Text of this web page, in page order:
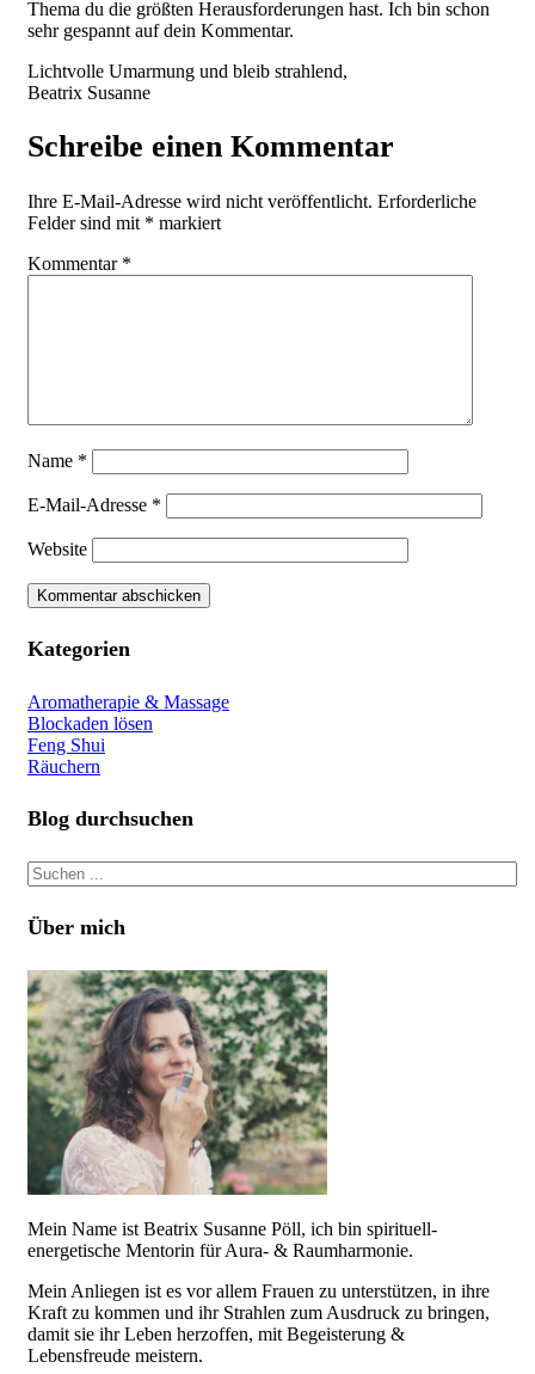
Thema du die größten Herausforderungen hast. Ich bin schon
sehr gespannt auf dein Kommentar.
Lichtvolle Umarmung und bleib strahlend,
Beatrix Susanne
Schreibe einen Kommentar
Ihre E-Mail-Adresse wird nicht veröffentlicht. Erforderliche
Felder sind mit * markiert
Kommentar *
Name *
E-Mail-Adresse *
Website
Kategorien
Aromatherapie & Massage
Blockaden lösen
Feng Shui
Räuchern
Blog durchsuchen
Über mich
Mein Name ist Beatrix Susanne Pöll, ich bin spirituell-
energetische Mentorin für Aura- & Raumharmonie.
Mein Anliegen ist es vor allem Frauen zu unterstützen, in ihre
Kraft zu kommen und ihr Strahlen zum Ausdruck zu bringen,
damit sie ihr Leben herzoffen, mit Begeisterung &
Lebensfreude meistern.